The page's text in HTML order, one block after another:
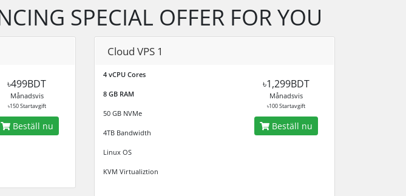
SPECIAL OFFER FOR YOU
৳499BDT
Månadsvis
৳150 Startavgift
Beställ nu
Cloud VPS 1
4 vCPU Cores
8 GB RAM
50 GB NVMe
4TB Bandwidth
Linux OS
KVM Virtualiztion
৳1,299BDT
Månadsvis
৳100 Startavgift
Beställ nu